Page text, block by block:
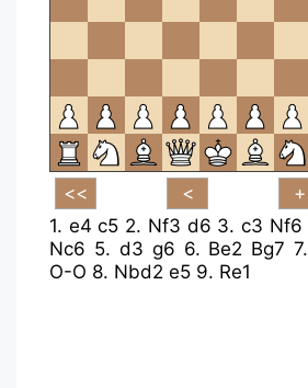
1. e4 c5 2. Nf3 d6 3. c3 Nf6
Nc6 5. d3 g6 6. Be2 Bg7 7.
O-O 8. Nbd2 e5 9. Re1